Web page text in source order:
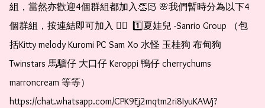
組，當然亦歡迎4個群組都加入👏🏻 🌸我們暫時分為以下4
個群組，按連結即可加入 👇🏻  1️⃣夏娃兒 -Sanrio Group （包
括Kitty melody Kuromi PC Sam Xo 水怪 玉桂狗 布甸狗
Twinstars 馬騮仔 大口仔 Keroppi 鴨仔 cherrychums
marroncream 等等）
https://chat.whatsapp.com/CPK9Ej2mqtm2ri8IyuKAWj?